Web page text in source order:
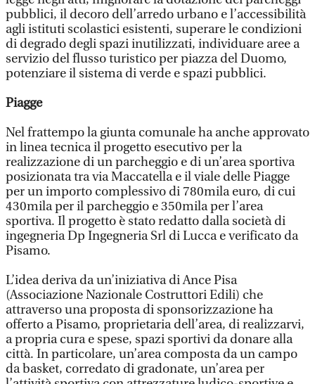
pubblici, il decoro dell’arredo urbano e l’accessibilità
agli istituti scolastici esistenti, superare le condizioni
di degrado degli spazi inutilizzati, individuare aree a
servizio del flusso turistico per piazza del Duomo,
potenziare il sistema di verde e spazi pubblici.
Piagge
Nel frattempo la giunta comunale ha anche approvato
in linea tecnica il progetto esecutivo per la
realizzazione di un parcheggio e di un’area sportiva
posizionata tra via Maccatella e il viale delle Piagge
per un importo complessivo di 780mila euro, di cui
430mila per il parcheggio e 350mila per l’area
sportiva. Il progetto è stato redatto dalla società di
ingegneria Dp Ingegneria Srl di Lucca e verificato da
Pisamo.
L’idea deriva da un’iniziativa di Ance Pisa
(Associazione Nazionale Costruttori Edili) che
attraverso una proposta di sponsorizzazione ha
offerto a Pisamo, proprietaria dell’area, di realizzarvi,
a propria cura e spese, spazi sportivi da donare alla
città. In particolare, un’area composta da un campo
da basket, corredato di gradonate, un’area per